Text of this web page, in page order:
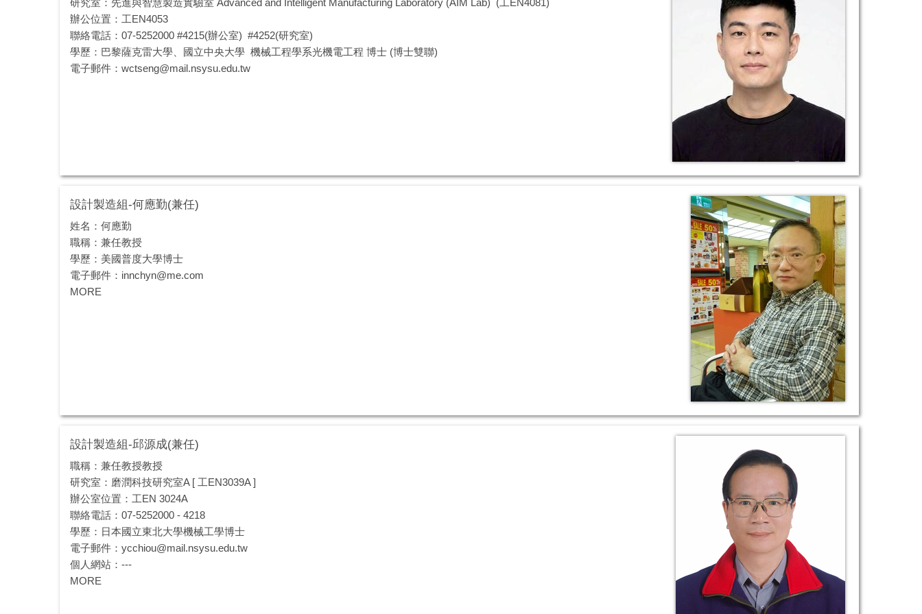
辦公位置：工EN4053
聯絡電話：07-5252000 #4215(辦公室) #4252(研究室)
學歷：巴黎薩克雷大學、國立中央大學 機械工程學系光機電工程 博士 (博士雙聯)
電子郵件：wctseng@mail.nsysu.edu.tw
設計製造組-何應勤(兼任)
姓名：何應勤
職稱：兼任教授
學歷：美國普度大學博士
電子郵件：innchyn@me.com
MORE
設計製造組-邱源成(兼任)
職稱：兼任教授教授
研究室：磨潤科技研究室A [ 工EN3039A ]
辦公室位置：工EN 3024A
聯絡電話：07-5252000 - 4218
學歷：日本國立東北大學機械工學博士
電子郵件： ycchiou@mail.nsysu.edu.tw
個人網站：---
MORE